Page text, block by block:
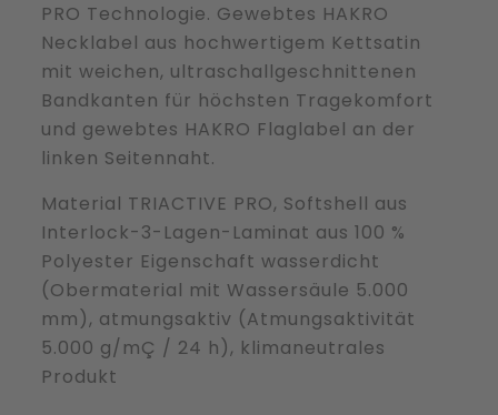
PRO Technologie. Gewebtes HAKRO
Necklabel aus hochwertigem Kettsatin
mit weichen, ultraschallgeschnittenen
Bandkanten für höchsten Tragekomfort
und gewebtes HAKRO Flaglabel an der
linken Seitennaht.
Material TRIACTIVE PRO, Softshell aus
Interlock-3-Lagen-Laminat aus 100 %
Polyester Eigenschaft wasserdicht
(Obermaterial mit Wassersäule 5.000
mm), atmungsaktiv (Atmungsaktivität
5.000 g/mÇ / 24 h), klimaneutrales
Produkt